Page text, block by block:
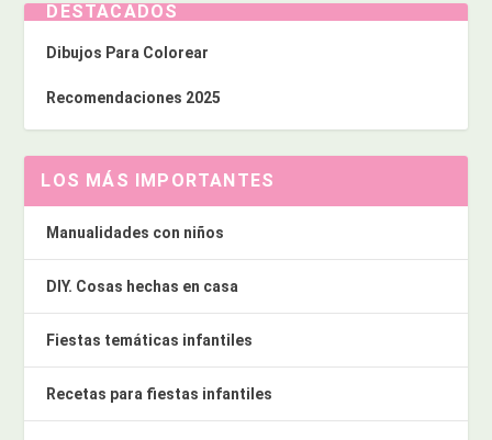
DESTACADOS
Dibujos Para Colorear
Recomendaciones 2025
LOS MÁS IMPORTANTES
Manualidades con niños
DIY. Cosas hechas en casa
Fiestas temáticas infantiles
Recetas para fiestas infantiles